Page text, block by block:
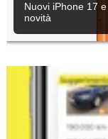
Nuovi iPhone 17
novità